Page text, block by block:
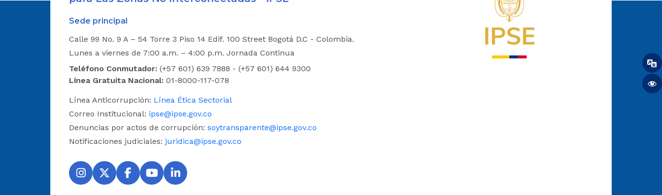
Sede principal
Calle 99 No. 9 A – 54 Torre 3 Piso 14 Edif. 100 Street Bogotá D.C - Colombia.
Lunes a viernes de 7:00 a.m. – 4:00 p.m. Jornada Continua
Teléfono Conmutador: (+57 601) 639 7888 - (+57 601) 644 9300
Línea Gratuita Nacional: 01-8000-117-078
Línea Anticorrupción: Línea Ética Sectorial
Correo Institucional: ipse@ipse.gov.co
Denuncias por actos de corrupción: soytransparente@ipse.gov.co
Notificaciones judiciales: juridica@ipse.gov.co